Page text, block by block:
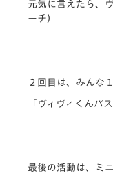
元気に言えたら、
ーチ）
２回目は、みんな
「ヴィヴィくんパ
最後の活動は、ミ